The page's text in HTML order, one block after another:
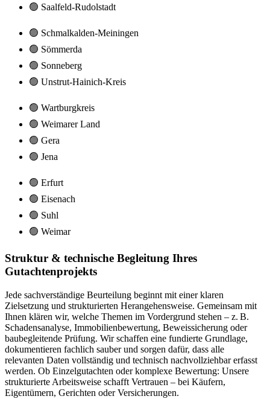
🟢 Saalfeld-Rudolstadt
🟢 Schmalkalden-Meiningen
🟢 Sömmerda
🟢 Sonneberg
🟢 Unstrut-Hainich-Kreis
🟢 Wartburgkreis
🟢 Weimarer Land
🟢 Gera
🟢 Jena
🟢 Erfurt
🟢 Eisenach
🟢 Suhl
🟢 Weimar
Struktur & technische Begleitung Ihres
Gutachtenprojekts
Jede sachverständige Beurteilung beginnt mit einer klaren
Zielsetzung und strukturierten Herangehensweise. Gemeinsam mit
Ihnen klären wir, welche Themen im Vordergrund stehen – z. B.
Schadensanalyse, Immobilienbewertung, Beweissicherung oder
baubegleitende Prüfung. Wir schaffen eine fundierte Grundlage,
dokumentieren fachlich sauber und sorgen dafür, dass alle
relevanten Daten vollständig und technisch nachvollziehbar erfasst
werden. Ob Einzelgutachten oder komplexe Bewertung: Unsere
strukturierte Arbeitsweise schafft Vertrauen – bei Käufern,
Eigentümern, Gerichten oder Versicherungen.